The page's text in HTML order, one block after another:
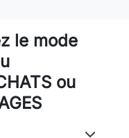
le mode
ou